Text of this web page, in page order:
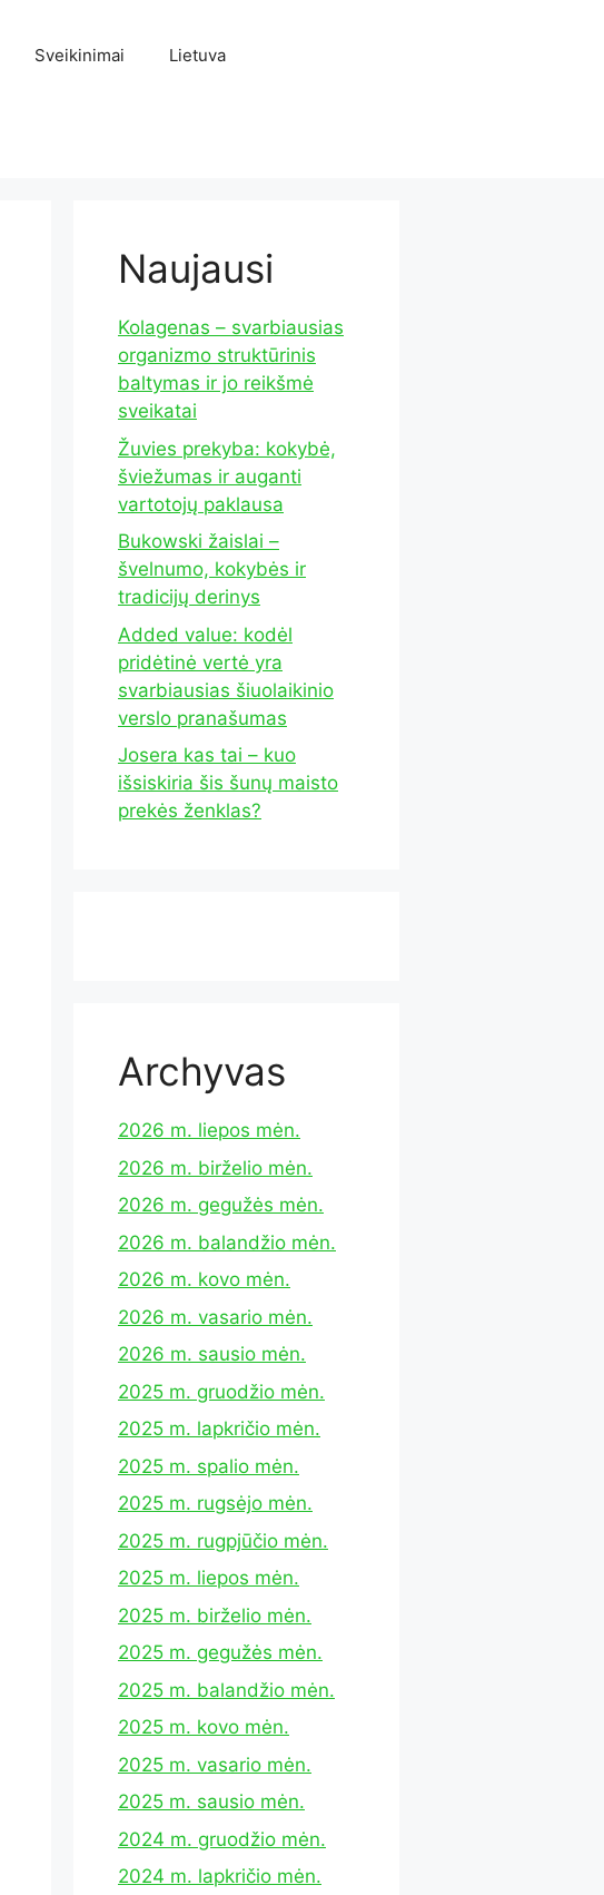
Sveikinimai Lietuva
Naujausi
Kolagenas – svarbiausias
organizmo struktūrinis
baltymas ir jo reikšmė
sveikatai
Žuvies prekyba: kokybė,
šviežumas ir auganti
vartotojų paklausa
Bukowski žaislai –
švelnumo, kokybės ir
tradicijų derinys
Added value: kodėl
pridėtinė vertė yra
svarbiausias šiuolaikinio
verslo pranašumas
Josera kas tai – kuo
išsiskiria šis šunų maisto
prekės ženklas?
Archyvas
2026 m. liepos mėn.
2026 m. birželio mėn.
2026 m. gegužės mėn.
2026 m. balandžio mėn.
2026 m. kovo mėn.
2026 m. vasario mėn.
2026 m. sausio mėn.
2025 m. gruodžio mėn.
2025 m. lapkričio mėn.
2025 m. spalio mėn.
2025 m. rugsėjo mėn.
2025 m. rugpjūčio mėn.
2025 m. liepos mėn.
2025 m. birželio mėn.
2025 m. gegužės mėn.
2025 m. balandžio mėn.
2025 m. kovo mėn.
2025 m. vasario mėn.
2025 m. sausio mėn.
2024 m. gruodžio mėn.
2024 m. lapkričio mėn.